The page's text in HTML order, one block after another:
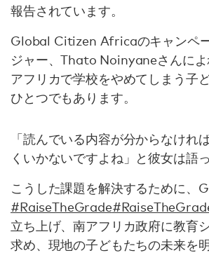
報告されています。
Global Citizen Africaのキャンペ
ジャー、Thato Noinyaneさんに
アフリカで学校をやめてしまう子
ひとつでもあります。
「読んでいる内容が分からなけれ
くいかないですよね」と彼女は語
こうした課題を解決するために、
#RaiseTheGrade
立ち上げ、南アフリカ政府に教育
求め、現地の子どもたちの未来を